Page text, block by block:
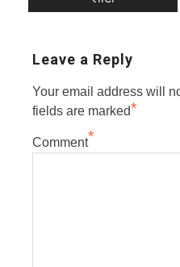
Leave a Reply
Your email address will
fields are marked*
Comment*